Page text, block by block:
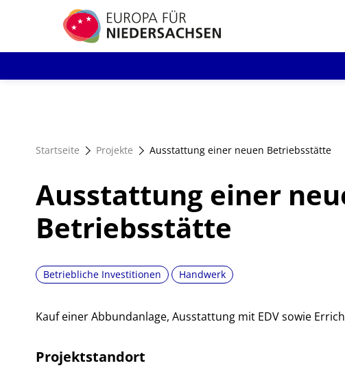
Startseite Projekte Ausstattung einer neuen Betriebsstätte
Ausstattung einer
Betriebsstätte
Betriebliche Investitionen Handwerk
Kauf einer Abbundanlage, Ausstattung mit EDV sowie
Projektstandort